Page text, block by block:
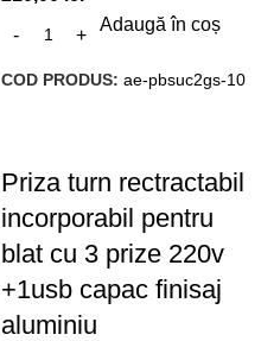
Adaugă în coș
COD PRODUS: ae-pbsuc2gs-10
Priza turn rectractabil
incorporabil pentru
blat cu 3 prize 220v
+1usb capac finisaj
aluminiu